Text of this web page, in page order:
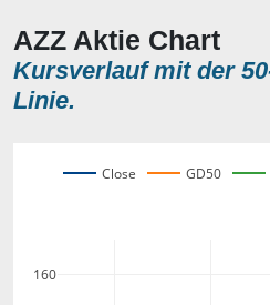
AZZ Aktie Chart
Kursverlauf mit der
Linie.
160
Close GD50